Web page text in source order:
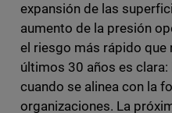
expansión de las
aumento de la presión
el riesgo más rápido que
últimos 30 años es
cuando se alinea con la
organizaciones. La